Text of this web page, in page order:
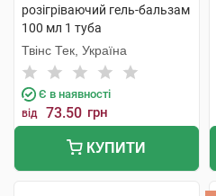
розігріваючий гель-бальзам
100 мл 1 туба
Твінс Тек, Україна
Є в наявності
від 73.50 грн
КУПИТИ